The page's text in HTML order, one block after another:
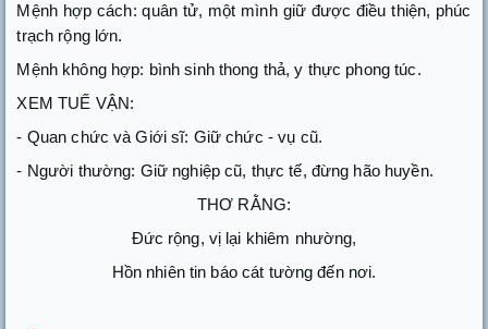
Mệnh hợp cách: quân tử, một mình giữ được điều thiện, phúc
trạch rộng lớn.
Mệnh không hợp: bình sinh thong thả, y thực phong túc.
XEM TUẾ VẬN:
- Quan chức và Giới sĩ: Giữ chức - vụ cũ.
- Người thường: Giữ nghiệp cũ, thực tế, đừng hão huyền.
THƠ RẰNG:
Đức rộng, vị lại khiêm nhường,
Hồn nhiên tin báo cát tường đến nơi.